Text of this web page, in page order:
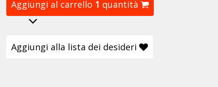
Aggiungi al carrello 1 quantità
Aggiungi alla lista dei desideri